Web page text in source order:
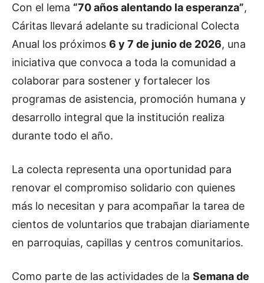
Con el lema “70 años alentando la esperanza”,
Cáritas llevará adelante su tradicional Colecta
Anual los próximos 6 y 7 de junio de 2026, una
iniciativa que convoca a toda la comunidad a
colaborar para sostener y fortalecer los
programas de asistencia, promoción humana y
desarrollo integral que la institución realiza
durante todo el año.
La colecta representa una oportunidad para
renovar el compromiso solidario con quienes
más lo necesitan y para acompañar la tarea de
cientos de voluntarios que trabajan diariamente
en parroquias, capillas y centros comunitarios.
Como parte de las actividades de la Semana de